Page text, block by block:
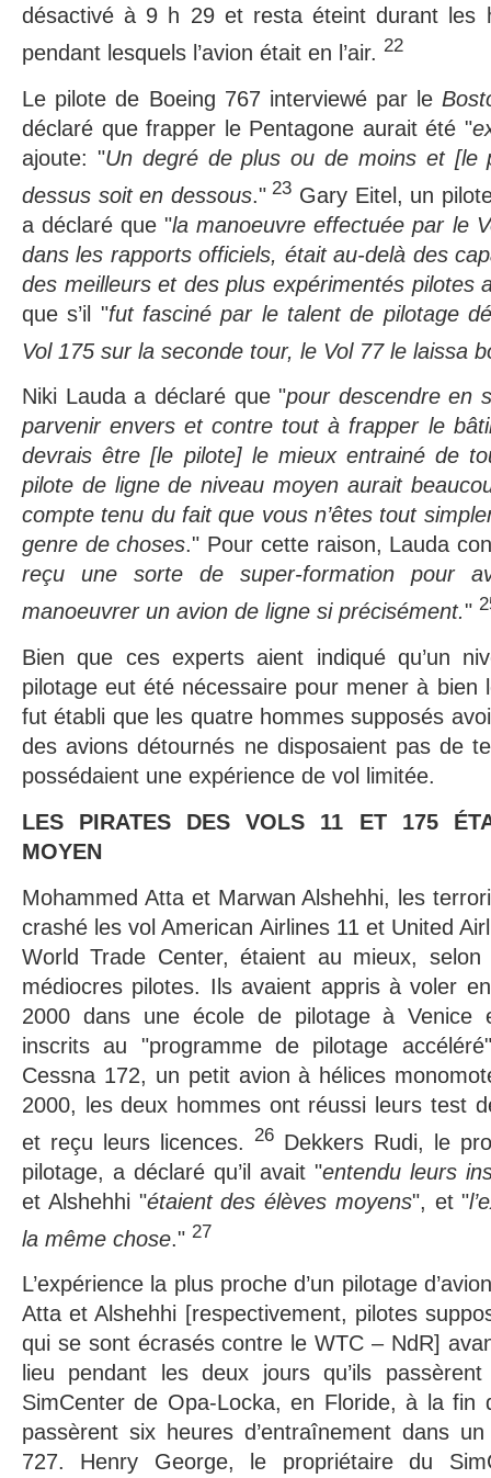
désactivé à 9 h 29 et resta éteint durant les
pendant lesquels l’avion était en l’air. 22
Le pilote de Boeing 767 interviewé par le
déclaré que frapper le Pentagone aurait été "
ajoute: "Un degré de plus ou de moins et [le
dessus soit en dessous."23 Gary Eitel, un
a déclaré que "la manoeuvre effectuée par le
dans les rapports officiels, était au-delà des
des meilleurs et des plus expérimentés pilotes
que s’il "fut fasciné par le talent de pilotage
Vol 175 sur la seconde tour, le Vol 77 le laissa
Niki Lauda a déclaré que "pour descendre en
parvenir envers et contre tout à frapper le
devrais être [le pilote] le mieux entrainé de
pilote de ligne de niveau moyen aurait
compte tenu du fait que vous n’êtes tout
genre de choses." Pour cette raison, Lauda
reçu une sorte de super-formation pour
manoeuvrer un avion de ligne si précisément."
Bien que ces experts aient indiqué qu’un
pilotage eut été nécessaire pour mener à bien
fut établi que les quatre hommes supposés
des avions détournés ne disposaient pas de
possédaient une expérience de vol limitée.
LES PIRATES DES VOLS 11 ET 175
MOYEN
Mohammed Atta et Marwan Alshehhi, les
crashé les vol American Airlines 11 et United
World Trade Center, étaient au mieux, selon
médiocres pilotes. Ils avaient appris à voler
2000 dans une école de pilotage à Venice
inscrits au "programme de pilotage
Cessna 172, un petit avion à hélices
2000, les deux hommes ont réussi leurs test
et reçu leurs licences. 26 Dekkers Rudi, le
pilotage, a déclaré qu’il avait "entendu leurs
et Alshehhi "étaient des élèves moyens", et "
la même chose ." 27
L’expérience la plus proche d’un pilotage
Atta et Alshehhi [respectivement, pilotes
qui se sont écrasés contre le WTC – NdR]
lieu pendant les deux jours qu’ils
SimCenter de Opa-Locka, en Floride, à la fin
passèrent six heures d’entraînement dans
727. Henry George, le propriétaire du